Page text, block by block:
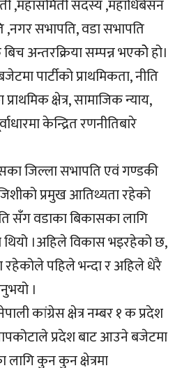
,महासमिती सदस्य ,महाधिबेसन
,नगर सभापति, वडा सभापति
अन्तरक्रिया सम्पन्न भएकोे हो।
पार्टीको प्राथमिकता, नीति
क्षेत्र, सामाजिक न्याय,
केन्द्रित रणनीतिबारे
जिल्ला सभापति एवं गण्डकी
प्रमुख आतिथ्यता रहेको
सँंग वडाका बिकासका लागि
।अहिले विकास भइरहेको छ,
रहेकोले पहिले भन्दा र अहिले धेरै
।
कांग्रेस क्षेत्र नम्बर १ क प्रदेश
प्रदेश बाट आउने बजेटमा
कुन कुन क्षेत्रमा